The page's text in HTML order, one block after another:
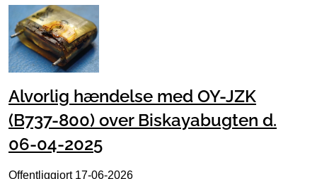
Alvorlig hændelse med OY-JZK
(B737-800) over Biskayabugten d.
06-04-2025
Offentliggjort 17-06-2026